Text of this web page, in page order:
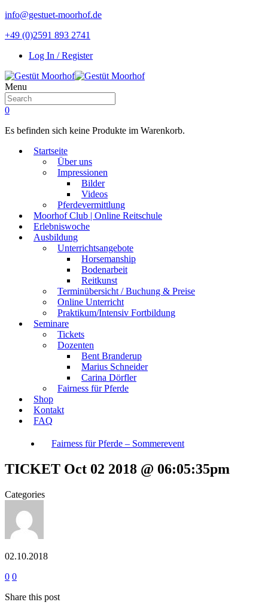
info@gestuet-moorhof.de
+49 (0)2591 893 2741
Log In / Register
Menu
0
Es befinden sich keine Produkte im Warenkorb.
Startseite
Über uns
Impressionen
Bilder
Videos
Pferdevermittlung
Moorhof Club | Online Reitschule
Erlebniswoche
Ausbildung
Unterrichtsangebote
Horsemanship
Bodenarbeit
Reitkunst
Terminübersicht / Buchung & Preise
Online Unterricht
Praktikum/Intensiv Fortbildung
Seminare
Tickets
Dozenten
Bent Branderup
Marius Schneider
Carina Dörfler
Fairness für Pferde
Shop
Kontakt
FAQ
Fairness für Pferde – Sommerevent
TICKET Oct 02 2018 @ 06:05:35pm
Categories
02.10.2018
0 0
Share this post